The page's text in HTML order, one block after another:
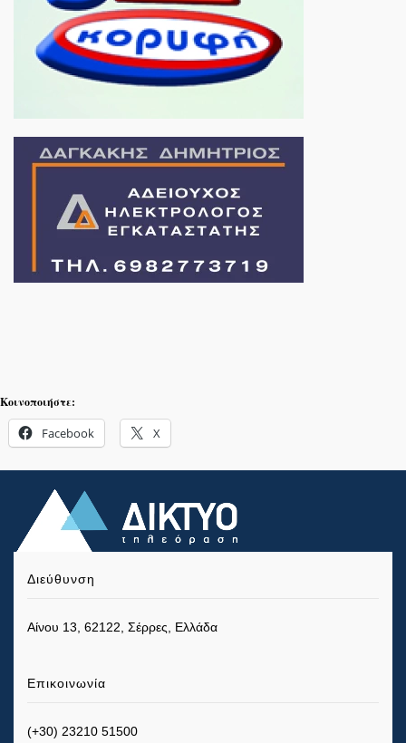
Κοινοποιήστε:
Facebook X
Διεύθυνση
Αίνου 13, 62122, Σέρρες, Ελλάδα
Επικοινωνία
(+30) 23210 51500